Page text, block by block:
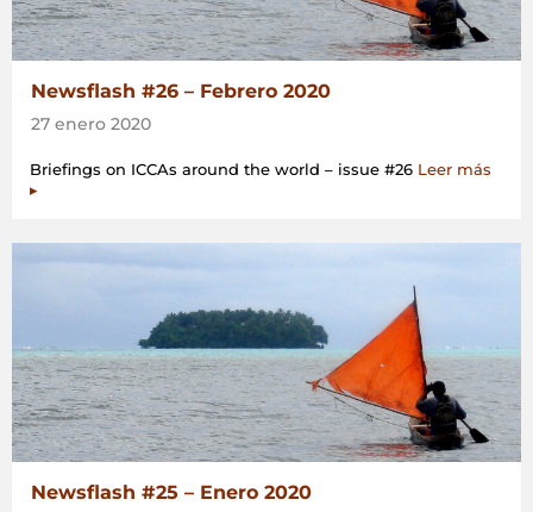
Newsflash #26 – Febrero 2020
27 enero 2020
Briefings on ICCAs around the world – issue #26 Leer más
▸
Newsflash #25 – Enero 2020